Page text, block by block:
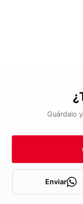
Guárdalo
Enviar